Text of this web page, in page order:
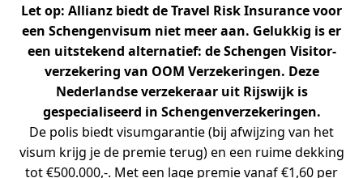
Let op: Allianz biedt de Travel Risk Insurance voor
een Schengenvisum niet meer aan. Gelukkig is er
een uitstekend alternatief: de Schengen Visitor-
verzekering van OOM Verzekeringen. Deze
Nederlandse verzekeraar uit Rijswijk is
gespecialiseerd in Schengenverzekeringen.
De polis biedt visumgarantie (bij afwijzing van het
visum krijg je de premie terug) en een ruime dekking
tot €500.000,-. Met een lage premie vanaf €1,60 per